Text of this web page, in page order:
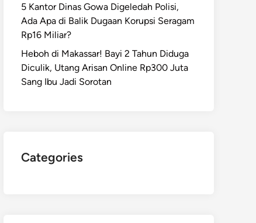
5 Kantor Dinas Gowa Digeledah Polisi,
Ada Apa di Balik Dugaan Korupsi Seragam
Rp16 Miliar?
Heboh di Makassar! Bayi 2 Tahun Diduga
Diculik, Utang Arisan Online Rp300 Juta
Sang Ibu Jadi Sorotan
Categories